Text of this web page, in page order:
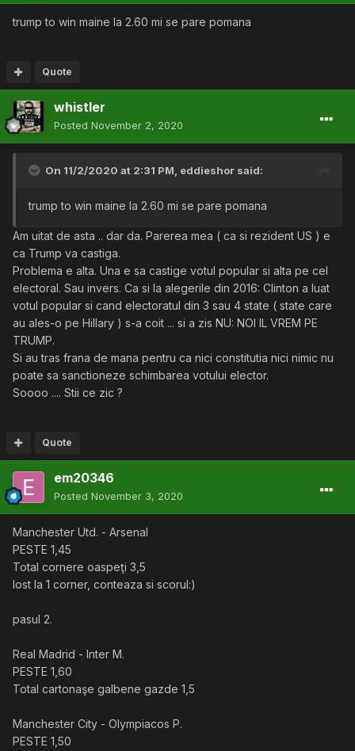
trump to win maine la 2.60 mi se pare pomana
Quote
whistler
Posted November 2, 2020
On 11/2/2020 at 2:31 PM, eddieshor said:
trump to win maine la 2.60 mi se pare pomana
Am uitat de asta .. dar da. Parerea mea ( ca si rezident US ) e
ca Trump va castiga.
Problema e alta. Una e sa castige votul popular si alta pe cel
electoral. Sau invers. Ca si la alegerile din 2016: Clinton a luat
votul popular si cand electoratul din 3 sau 4 state ( state care
au ales-o pe Hillary ) s-a coit ... si a zis NU: NOI IL VREM PE
TRUMP.
Si au tras frana de mana pentru ca nici constitutia nici nimic nu
poate sa sanctioneze schimbarea votului elector.
Soooo .... Stii ce zic ?
Quote
em20346
Posted November 3, 2020
Manchester Utd. - Arsenal
PESTE 1,45
Total cornere oaspeţi 3,5
lost la 1 corner, conteaza si scorul:)
pasul 2.
Real Madrid - Inter M.
PESTE 1,60
Total cartonaşe galbene gazde 1,5
Manchester City - Olympiacos P.
PESTE 1,50